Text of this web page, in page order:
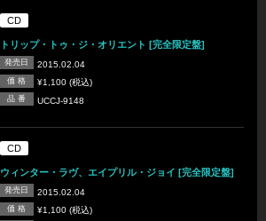
CD
トリップ・トゥ・ジ・オリエント [完全限定盤]
発売日 2015.02.04
価 格 ¥1,100 (税込)
品 番 UCCJ-9148
CD
ウィンター・ラヴ、エイプリル・ジョイ [完全限定盤]
発売日 2015.02.04
価 格 ¥1,100 (税込)